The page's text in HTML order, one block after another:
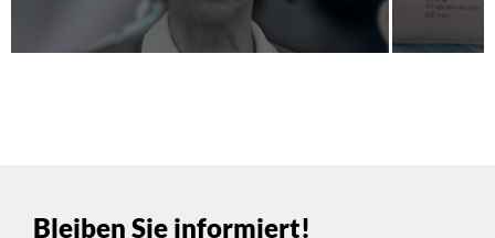
Bleiben Sie informiert!